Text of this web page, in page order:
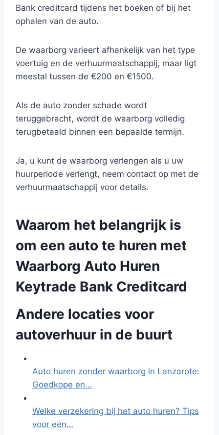
Bank creditcard tijdens het boeken of bij het
ophalen van de auto.
De waarborg varieert afhankelijk van het type
voertuig en de verhuurmaatschappij, maar ligt
meestal tussen de €200 en €1500.
Als de auto zonder schade wordt
teruggebracht, wordt de waarborg volledig
terugbetaald binnen een bepaalde termijn.
Ja, u kunt de waarborg verlengen als u uw
huurperiode verlengt, neem contact op met de
verhuurmaatschappij voor details.
Waarom het belangrijk is
om een auto te huren met
Waarborg Auto Huren
Keytrade Bank Creditcard
Andere locaties voor
autoverhuur in de buurt
Auto huren zonder waarborg in Lanzarote:
Goedkope en…
Welke verzekering bij het auto huren? Tips
voor een…